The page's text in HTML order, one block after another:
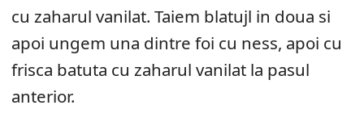
cu zaharul vanilat. Taiem blatujl in doua si
apoi ungem una dintre foi cu ness, apoi cu
frisca batuta cu zaharul vanilat la pasul
anterior.